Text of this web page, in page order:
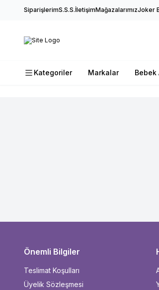
SiparişlerimS.S.S.İletişimMağazalarımızJoker
Kategoriler Markalar Bebek
Önemli Bilgiler
Teslimat Koşulları
Üyelik Sözleşmesi